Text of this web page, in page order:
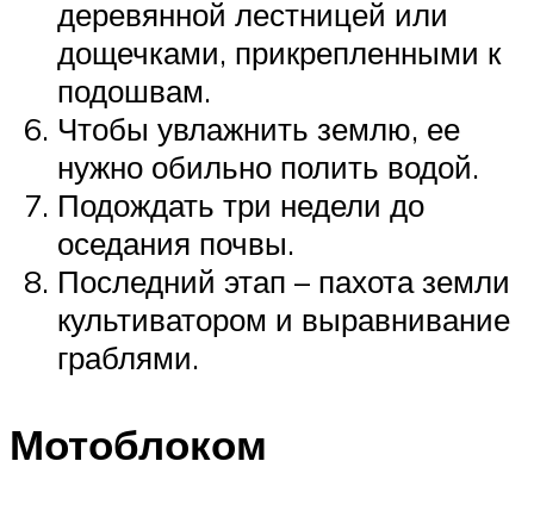
деревянной лестницей или
дощечками, прикрепленными к
подошвам.
Чтобы увлажнить землю, ее
нужно обильно полить водой.
Подождать три недели до
оседания почвы.
Последний этап – пахота земли
культиватором и выравнивание
граблями.
Мотоблоком